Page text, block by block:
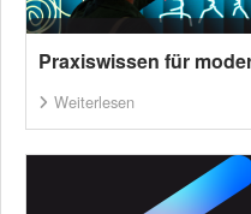
Praxiswissen für
Weiterlesen